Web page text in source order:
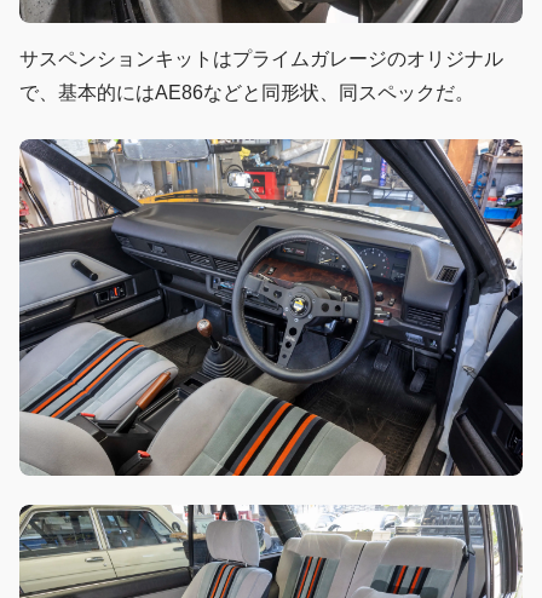
サスペンションキットはプライムガレージのオリジナル
で、基本的にはAE86などと同形状、同スペックだ。